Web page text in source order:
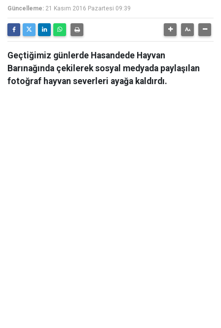
Güncelleme: 21 Kasım 2016 Pazartesi 09:39
Geçtiğimiz günlerde Hasandede Hayvan
Barınağında çekilerek sosyal medyada paylaşılan
fotoğraf hayvan severleri ayağa kaldırdı.